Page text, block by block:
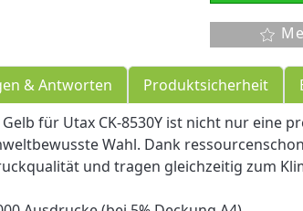
& Antworten Produktsicherheit
für Utax CK-8530Y ist nicht nur eine
Wahl. Dank
und tragen gleichzeitig zum